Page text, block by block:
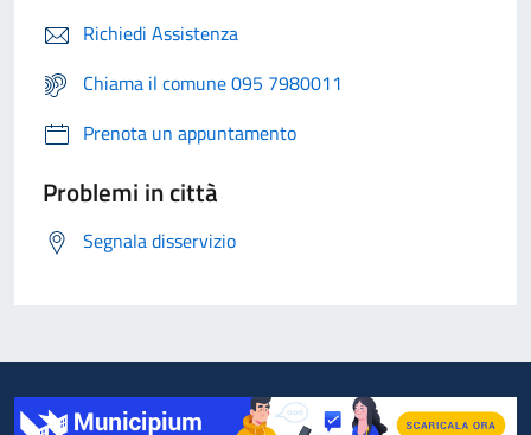
Richiedi Assistenza
Chiama il comune 095 7980011
Prenota un appuntamento
Problemi in città
Segnala disservizio